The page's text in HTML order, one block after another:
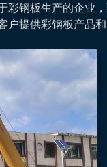
彩钢板生产的企业
户提供彩钢板产品